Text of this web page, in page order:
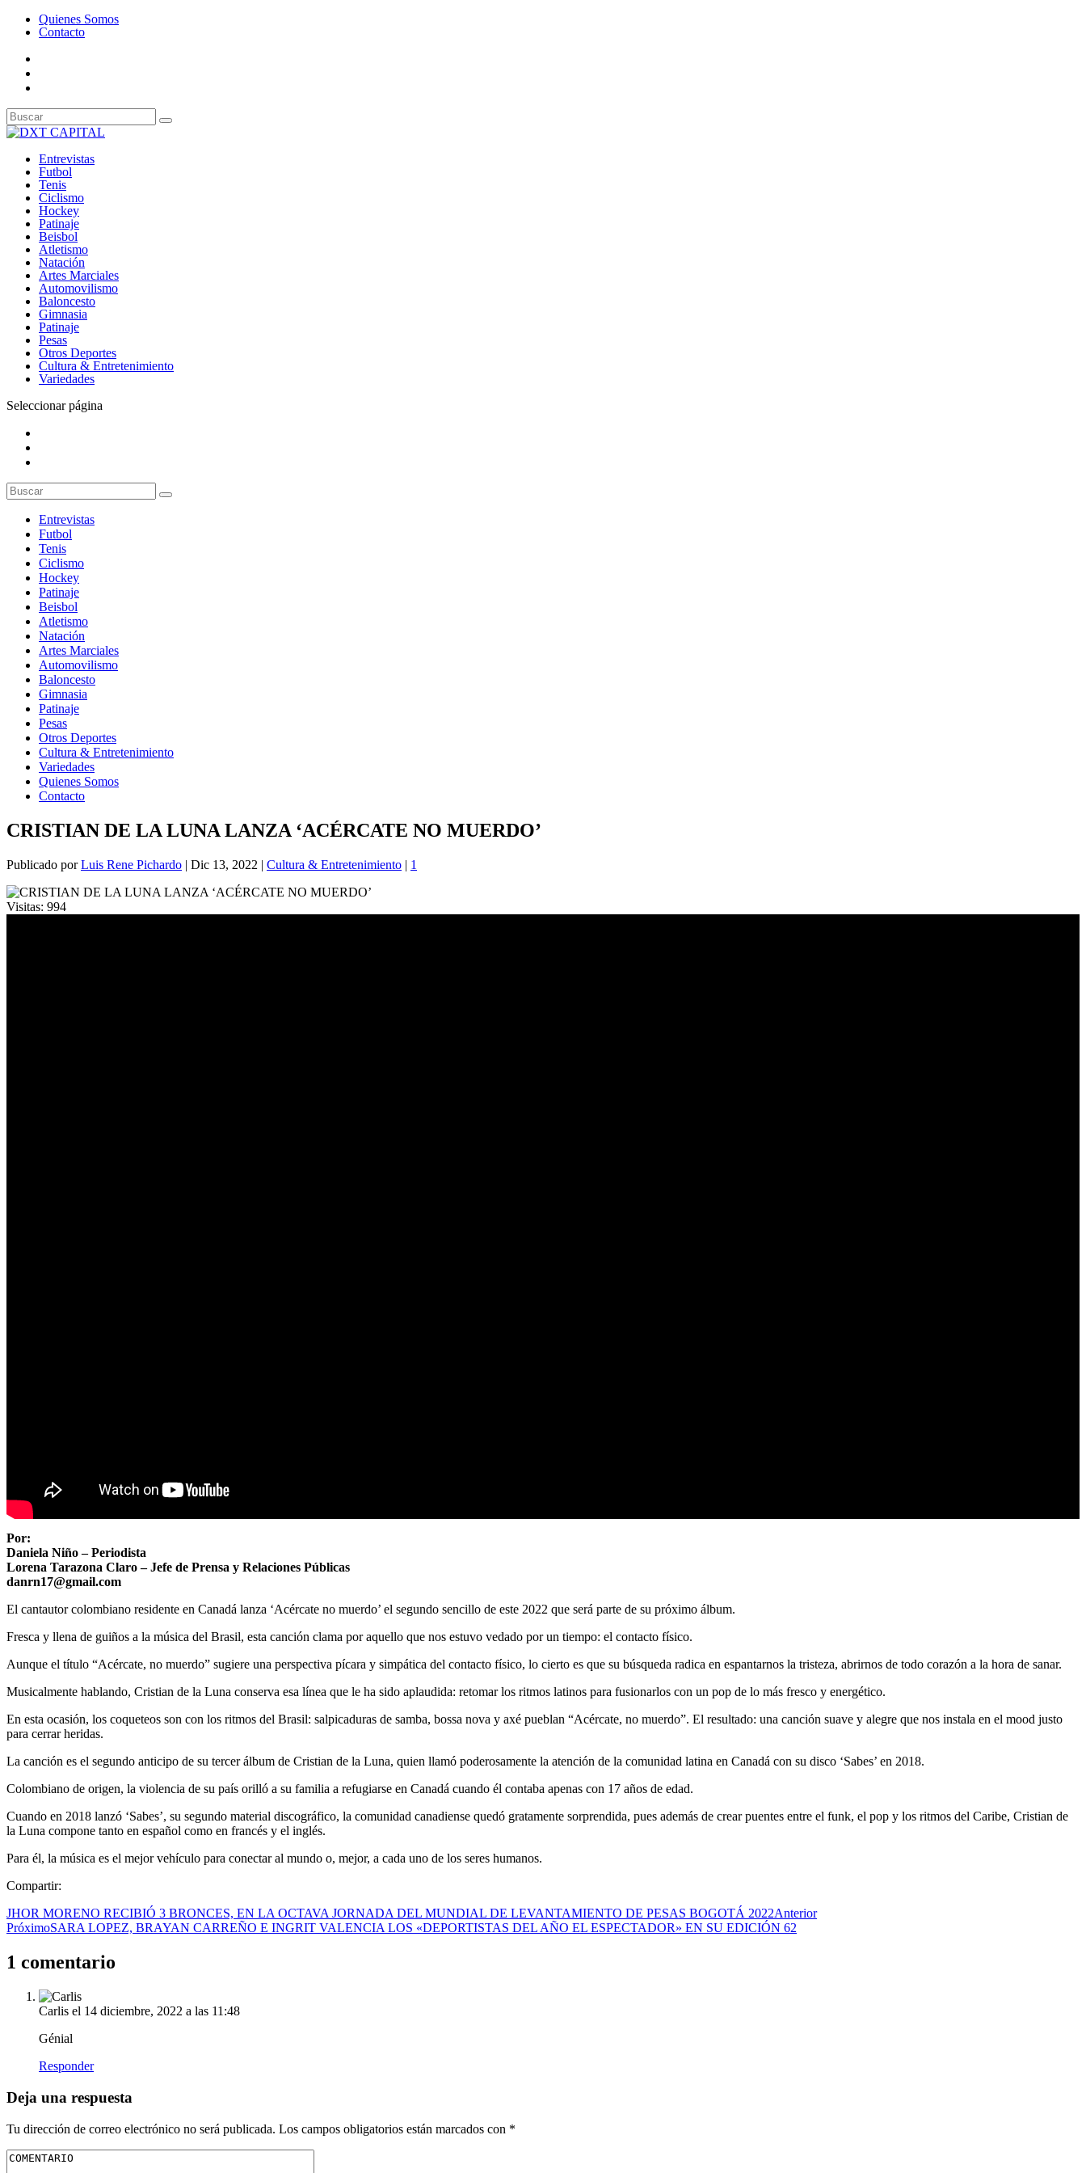
Quienes Somos
Contacto
Entrevistas
Futbol
Tenis
Ciclismo
Hockey
Patinaje
Beisbol
Atletismo
Natación
Artes Marciales
Automovilismo
Baloncesto
Gimnasia
Patinaje
Pesas
Otros Deportes
Cultura & Entretenimiento
Variedades
Seleccionar página
Entrevistas
Futbol
Tenis
Ciclismo
Hockey
Patinaje
Beisbol
Atletismo
Natación
Artes Marciales
Automovilismo
Baloncesto
Gimnasia
Patinaje
Pesas
Otros Deportes
Cultura & Entretenimiento
Variedades
Quienes Somos
Contacto
CRISTIAN DE LA LUNA LANZA ‘ACÉRCATE NO MUERDO’
Publicado porLuis Rene Pichardo | Dic 13, 2022 | Cultura & Entretenimiento | 1
Visitas: 994
Por:
Daniela Niño – Periodista
Lorena Tarazona Claro – Jefe de Prensa y Relaciones Públicas
danrn17@gmail.com
El cantautor colombiano residente en Canadá lanza ‘Acércate no muerdo’ el segundo sencillo de este 2022 que será parte de su próximo álbum.
Fresca y llena de guiños a la música del Brasil, esta canción clama por aquello que nos estuvo vedado por un tiempo: el contacto físico.
Aunque el título “Acércate, no muerdo” sugiere una perspectiva pícara y simpática del contacto físico, lo cierto es que su búsqueda radica en espantarnos la tristeza, abrirnos de todo corazón a la hora de sanar.
Musicalmente hablando, Cristian de la Luna conserva esa línea que le ha sido aplaudida: retomar los ritmos latinos para fusionarlos con un pop de lo más fresco y energético.
En esta ocasión, los coqueteos son con los ritmos del Brasil: salpicaduras de samba, bossa nova y axé pueblan “Acércate, no muerdo”. El resultado: una canción suave y alegre que nos instala en el mood justo
para cerrar heridas.
La canción es el segundo anticipo de su tercer álbum de Cristian de la Luna, quien llamó poderosamente la atención de la comunidad latina en Canadá con su disco ‘Sabes’ en 2018.
Colombiano de origen, la violencia de su país orilló a su familia a refugiarse en Canadá cuando él contaba apenas con 17 años de edad.
Cuando en 2018 lanzó ‘Sabes’, su segundo material discográfico, la comunidad canadiense quedó gratamente sorprendida, pues además de crear puentes entre el funk, el pop y los ritmos del Caribe, Cristian de
la Luna compone tanto en español como en francés y el inglés.
Para él, la música es el mejor vehículo para conectar al mundo o, mejor, a cada uno de los seres humanos.
Compartir:
JHOR MORENO RECIBIÓ 3 BRONCES, EN LA OCTAVA JORNADA DEL MUNDIAL DE LEVANTAMIENTO DE PESAS BOGOTÁ 2022Anterior
PróximoSARA LOPEZ, BRAYAN CARREÑO E INGRIT VALENCIA LOS «DEPORTISTAS DEL AÑO EL ESPECTADOR» EN SU EDICIÓN 62
1 comentario
Carlis el 14 diciembre, 2022 a las 11:48
Génial
Responder
Deja una respuesta
Tu dirección de correo electrónico no será publicada. Los campos obligatorios están marcados con *